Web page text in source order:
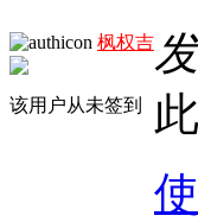
枫权吉
该用户从未签到